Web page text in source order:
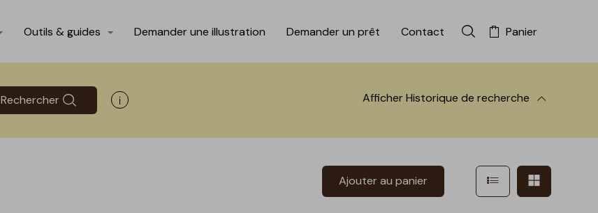
Outils & guides Demander une illustration Demander un prêt Contact Rechercher dans la
Panier
Rechercher Afficher les informations d'aide à la recherche AfficherHistorique de recherche
Ajouter au panier Afficher en mode